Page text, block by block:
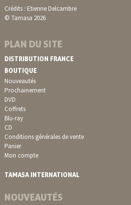
Crédits : Etienne Delcambre
© Tamasa 2026
PLAN DU SITE
DISTRIBUTION FRANCE
BOUTIQUE
Nouveautés
Prochainement
DVD
Coffrets
Blu-ray
CD
Conditions générales de vente
Panier
Mon compte
TAMASA INTERNATIONAL
NOUVEAUTÉS